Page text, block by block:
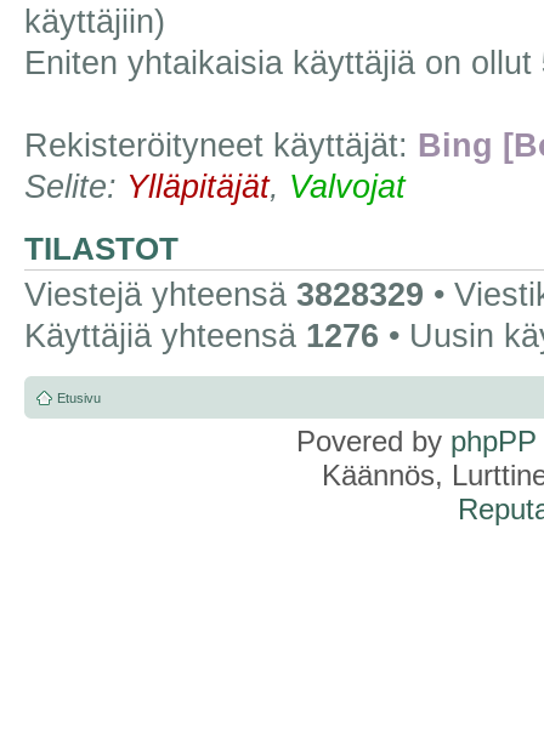
käyttäjiin)
Eniten yhtaikaisia käyttäjiä on ollut
Rekisteröityneet käyttäjät: Bing
Selite: Ylläpitäjät, Valvojat
TILASTOT
Viestejä yhteensä 3828329 •
Käyttäjiä yhteensä 1276 • Uusin
Etusivu
Povered by phpPP
Käännös,